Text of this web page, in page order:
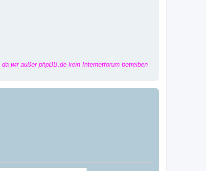
wir außer phpBB.de kein Internetforum betreiben